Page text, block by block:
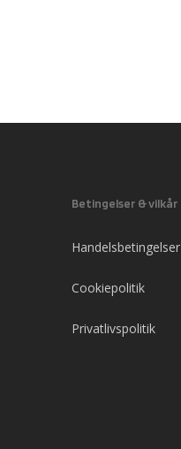
Betingelser & vilkår
Handelsbetingelser
Cookiepolitik
Privatlivspolitik